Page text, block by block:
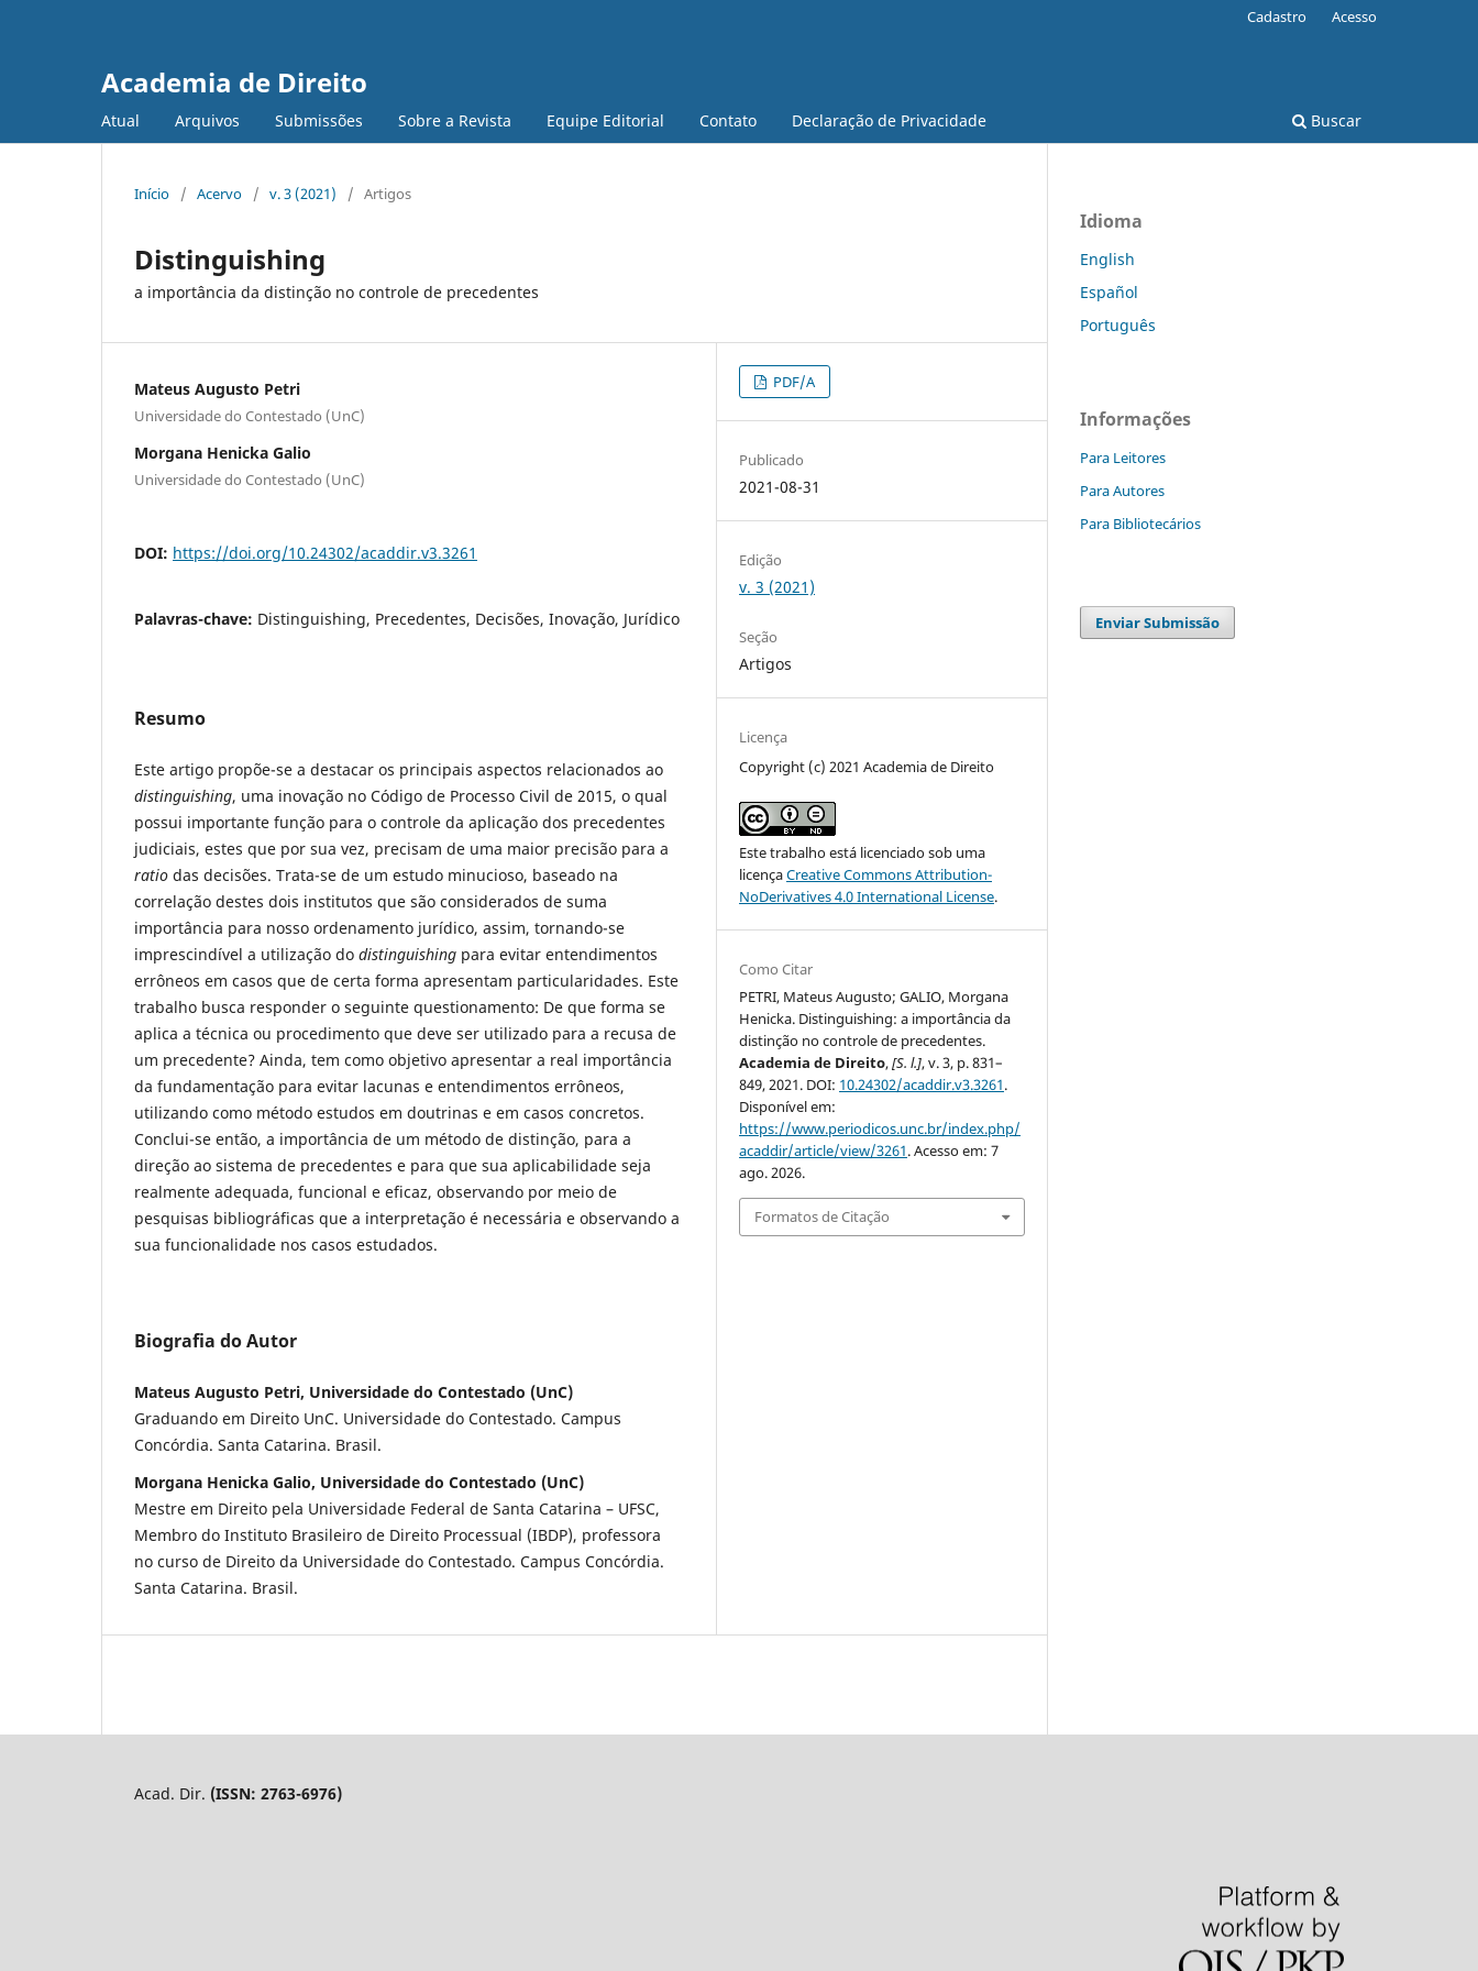
Academia de Direito
Atual Arquivos Submissões Sobre a Revista Equipe Editorial Contato Declaração de Privacidade Buscar
Cadastro Acesso
Início / Acervo / v. 3 (2021) / Artigos
Distinguishing
a importância da distinção no controle de precedentes
Mateus Augusto Petri
Universidade do Contestado (UnC)
Morgana Henicka Galio
Universidade do Contestado (UnC)
DOI: https://doi.org/10.24302/acaddir.v3.3261
Palavras-chave: Distinguishing, Precedentes, Decisões, Inovação, Jurídico
Resumo
Este artigo propõe-se a destacar os principais aspectos relacionados ao
distinguishing, uma inovação no Código de Processo Civil de 2015, o qual
possui importante função para o controle da aplicação dos precedentes
judiciais, estes que por sua vez, precisam de uma maior precisão para a
ratio das decisões. Trata-se de um estudo minucioso, baseado na
correlação destes dois institutos que são considerados de suma
importância para nosso ordenamento jurídico, assim, tornando-se
imprescindível a utilização do distinguishing para evitar entendimentos
errôneos em casos que de certa forma apresentam particularidades. Este
trabalho busca responder o seguinte questionamento: De que forma se
aplica a técnica ou procedimento que deve ser utilizado para a recusa de
um precedente? Ainda, tem como objetivo apresentar a real importância
da fundamentação para evitar lacunas e entendimentos errôneos,
utilizando como método estudos em doutrinas e em casos concretos.
Conclui-se então, a importância de um método de distinção, para a
direção ao sistema de precedentes e para que sua aplicabilidade seja
realmente adequada, funcional e eficaz, observando por meio de
pesquisas bibliográficas que a interpretação é necessária e observando a
sua funcionalidade nos casos estudados.
Biografia do Autor
Mateus Augusto Petri, Universidade do Contestado (UnC)
Graduando em Direito UnC. Universidade do Contestado. Campus
Concórdia. Santa Catarina. Brasil.
Morgana Henicka Galio, Universidade do Contestado (UnC)
Mestre em Direito pela Universidade Federal de Santa Catarina – UFSC,
Membro do Instituto Brasileiro de Direito Processual (IBDP), professora
no curso de Direito da Universidade do Contestado. Campus Concórdia.
Santa Catarina. Brasil.
PDF/A
Publicado
2021-08-31
Edição
v. 3 (2021)
Seção
Artigos
Licença
Copyright (c) 2021 Academia de Direito
Este trabalho está licenciado sob uma
licençaCreative Commons Attribution-
NoDerivatives 4.0 International License.
Como Citar
PETRI, Mateus Augusto; GALIO, Morgana
Henicka. Distinguishing: a importância da
distinção no controle de precedentes.
Academia de Direito,[S. l.], v. 3, p. 831–
849, 2021. DOI: 10.24302/acaddir.v3.3261.
Disponível em:
https://www.periodicos.unc.br/index.php/
acaddir/article/view/3261. Acesso em: 7
ago. 2026.
Formatos de Citação
Idioma
English
Español
Português
Informações
Para Leitores
Para Autores
Para Bibliotecários
Enviar Submissão
Acad. Dir. (ISSN: 2763-6976)